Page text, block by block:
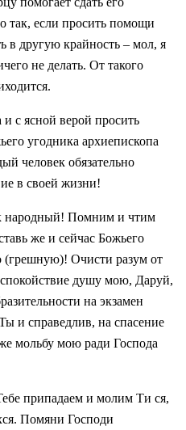
так, если просить помощи
в другую крайность – мол, я
не делать. От такого
и с ясной верой просить
угодника архиепископа
человек обязательно
в своей жизни!
народный! Помним и чтим
же и сейчас Божьего
(грешную)! Очисти разум от
душу мою, Даруй,
на экзамен
и справедлив, на спасение
мольбу мою ради Господа
припадаем и молим Ти ся,
Помяни Господи